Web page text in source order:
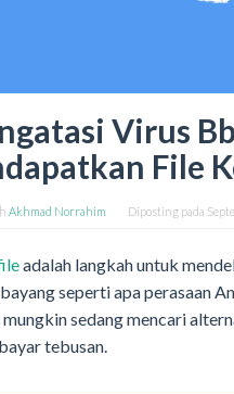
Virus
File
Akhmad Norrahim Diposting pada
adalah langkah untuk
seperti apa perasaan
mungkin sedang mencari
tebusan.